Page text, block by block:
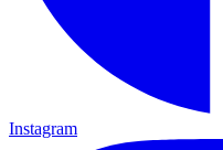
Instagram